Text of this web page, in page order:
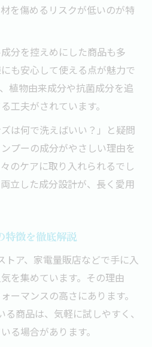
を傷めるリスクが低いのが特
分を控えめにした商品も多
も安心して使える点が魅力で
植物由来成分や抗菌成分を追
工夫がされています。
は何で洗えばいい？」と疑問
プーの成分がやさしい理由を
のケアに取り入れられるでし
立した成分設計が、長く愛用
特徴を徹底解説
トア、家電量販店などで手に入
を集めています。その理由
ーマンスの高さにあります。
商品は、気軽に試しやすく、
る場合があります。